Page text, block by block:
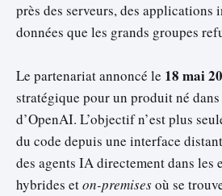
près des serveurs, des applications
données que les grands groupes
Le partenariat annoncé le 18 mai
stratégique pour un produit né
d’OpenAI. L’objectif n’est plus
du code depuis une interface
des agents IA directement dans les
hybrides eton-premisesoù se